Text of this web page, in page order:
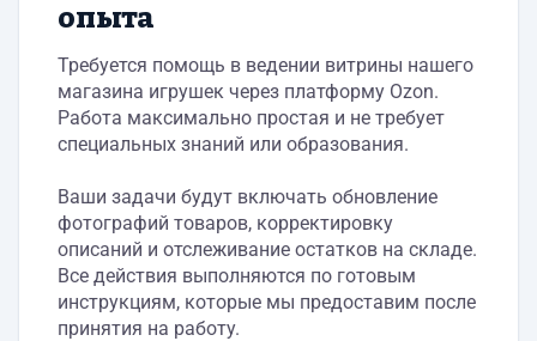
опыта
Требуется помощь в ведении витрины нашего
магазина игрушек через платформу Ozon.
Работа максимально простая и не требует
специальных знаний или образования.
Ваши задачи будут включать обновление
фотографий товаров, корректировку
описаний и отслеживание остатков на складе.
Все действия выполняются по готовым
инструкциям, которые мы предоставим после
принятия на работу.